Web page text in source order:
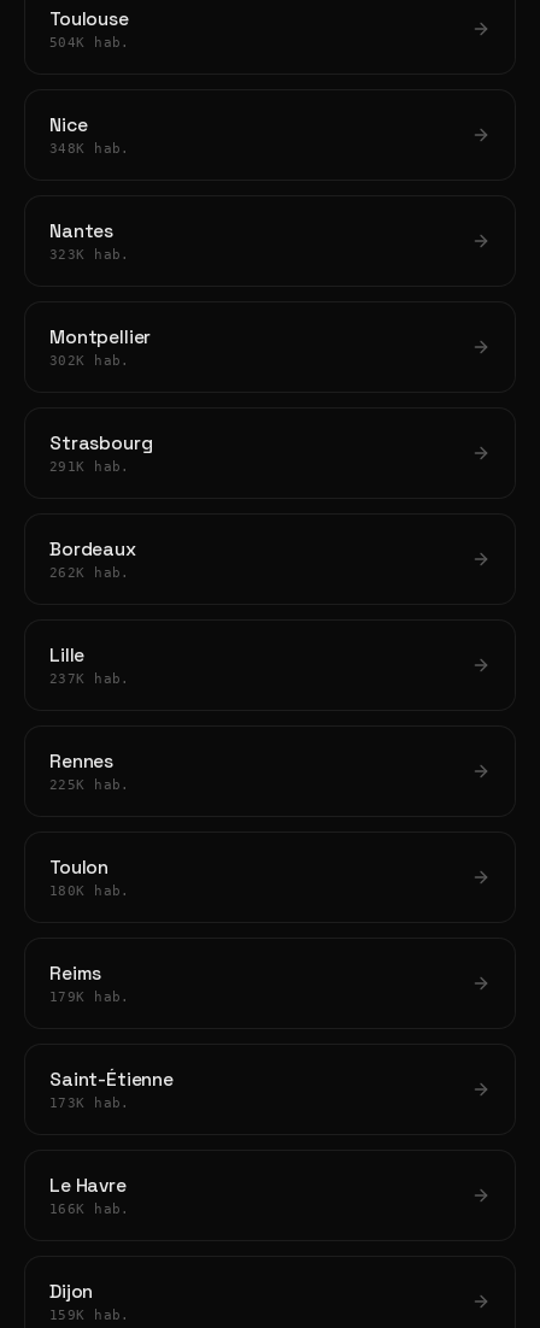
Toulouse
504K hab.
Nice
348K hab.
Nantes
323K hab.
Montpellier
302K hab.
Strasbourg
291K hab.
Bordeaux
262K hab.
Lille
237K hab.
Rennes
225K hab.
Toulon
180K hab.
Reims
179K hab.
Saint-Étienne
173K hab.
Le Havre
166K hab.
Dijon
159K hab.